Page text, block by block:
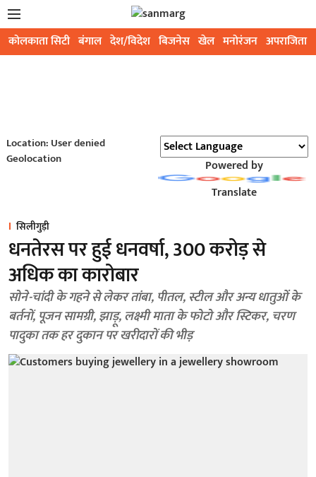
कोलकाता सिटी बंगाल देश/विदेश बिजनेस खेल मनोरंजन अपराजिता
Location: User denied
Geolocation
Powered by
Translate
सिलीगुड़ी
धनतेरस पर हुई धनवर्षा, 300 करोड़ से
अधिक का कारोबार
सोने-चांदी के गहने से लेकर तांबा, पीतल, स्टील और अन्य धातुओं के
बर्तनों, पूजन सामग्री, झाड़ू, लक्ष्मी माता के फोटो और स्टिकर, चरण
पादुका तक हर दुकान पर खरीदारों की भीड़